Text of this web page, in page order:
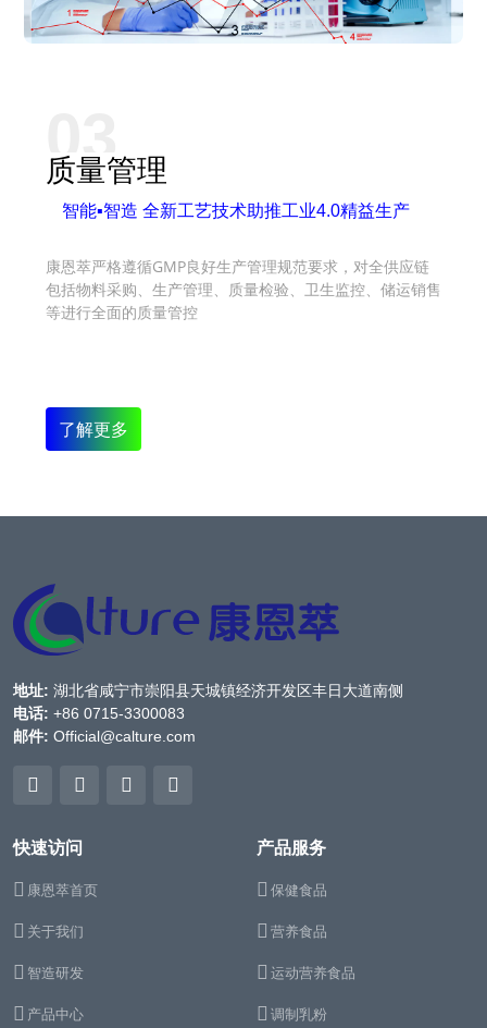
03
质量管理
智能▪智造 全新工艺技术助推工业4.0精益生产
康恩萃严格遵循GMP良好生产管理规范要求，对全供应链
包括物料采购、生产管理、质量检验、卫生监控、储运销售
等进行全面的质量管控
了解更多
地址: 湖北省咸宁市崇阳县天城镇经济开发区丰日大道南侧
电话: +86 0715-3300083
邮件: Official@calture.com
快速访问
康恩萃首页
关于我们
智造研发
产品中心
产品服务
保健食品
营养食品
运动营养食品
调制乳粉